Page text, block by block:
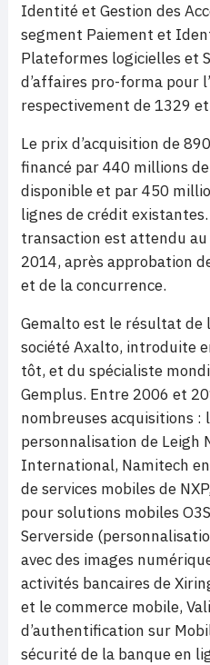
Identité et Gestion des
segment Paiement et
Plateformes logicielles et
d’affaires pro-forma pour
respectivement de 1329
Le prix d’acquisition de
financé par 440 millions
disponible et par 450
lignes de crédit
transaction est attendu
2014, après approbation
et de la concurrence.
Gemalto est le résultat de
société Axalto, introduite
tôt, et du spécialiste
Gemplus. Entre 2006 et
nombreuses acquisitions :
personnalisation de Leigh
International, Namitech
de services mobiles de
pour solutions mobiles
Serverside
avec des images
activités bancaires de
et le commerce mobile,
d’authentification sur
sécurité de la banque en